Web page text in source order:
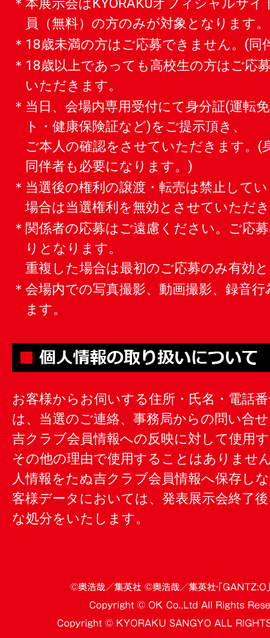
員（無料）の方のみが対象となります。
＊18歳未満の方はご応募できません。(同
＊18歳以上であっても高校生の方はご応
いただきます。
＊当日、会場内専用受付にて身分証(運転
ト・健康保険証など)をご提示頂き、
ご本人の確認をさせていただきます。(
同伴者も必要になります。)
＊当選後の権利の譲渡・転売は禁止して
場合は当選権利を無効とさせていただ
＊関係者の応募はご遠慮ください。ご応
りとなります。
重複した場合は最初のご応募のみ有効
＊会場内での写真撮影、動画撮影、録音
ます。
お客様からお伺いする住所・氏名・電話
は、当選のご連絡、事務局からの問い合
吉クラブ会員情報への反映に対して使用
その他の理由で使用することはありませ
人情報をたぬ吉クラブ会員情報へ保存し
客様データにおいては、発表展示会終了
な処分をいたします。